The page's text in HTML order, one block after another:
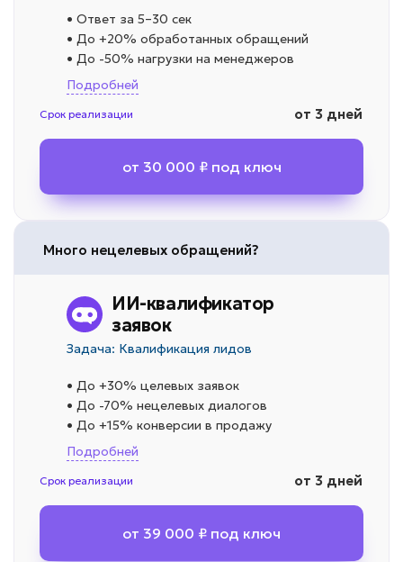
• Ответ за 5–30 сек
• До +20% обработанных обращений
• До -50% нагрузки на менеджеров
Подробней
Срок реализации от 3 дней
от 30 000 ₽ под ключ
Много нецелевых обращений?
ИИ-квалификатор
заявок
Задача: Квалификация лидов
• До +30% целевых заявок
• До -70% нецелевых диалогов
• До +15% конверсии в продажу
Подробней
Срок реализации от 3 дней
от 39 000 ₽ под ключ